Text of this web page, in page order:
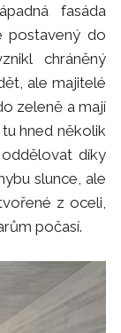
fasáda
postavený do
chráněný
ale majitelé
zeleně a mají
hned několik
díky
slunce, ale
z oceli,
počasí.